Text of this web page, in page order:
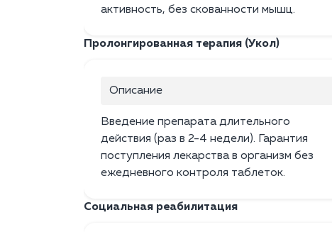
активность, без скованности мышц.
Пролонгированная терапия (Укол)
Описание
Введение препарата длительного
действия (раз в 2-4 недели). Гарантия
поступления лекарства в организм без
ежедневного контроля таблеток.
Социальная реабилитация